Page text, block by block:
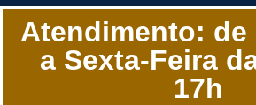
Atendimento: de
a Sexta-Feira
17h